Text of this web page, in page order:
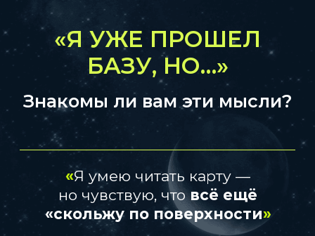
Слишком много информации —
и нет структуры, как вести
консультацию от начала
до конца
НА КУРСЕ БКА PRO
ВЫ НАЙДЁТЕ